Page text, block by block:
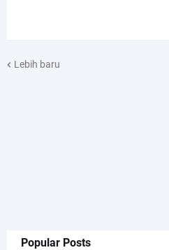
Popular Posts
Lebih baru